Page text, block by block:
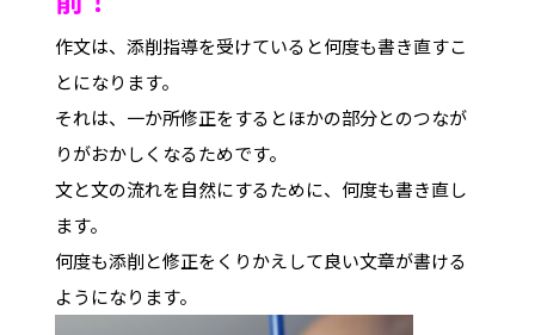
作文は、添削指導を受けていると何度も書き直すこ
とになります。
それは、一か所修正をするとほかの部分とのつなが
りがおかしくなるためです。
文と文の流れを自然にするために、何度も書き直し
ます。
何度も添削と修正をくりかえして良い文章が書ける
ようになります。